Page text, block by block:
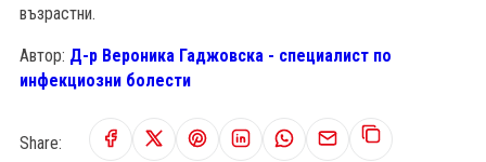
възрастни.
Автор: Д-р Вероника Гаджовска - специалист по
инфекциозни болести
Share: